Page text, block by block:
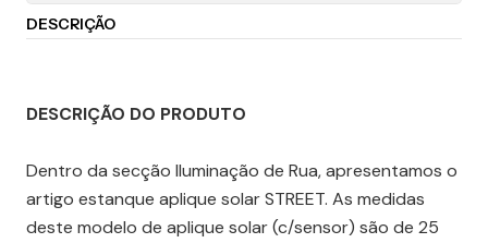
DESCRIÇÃO
DESCRIÇÃO DO PRODUTO
Dentro da secção Iluminação de Rua, apresentamos o
artigo estanque aplique solar STREET. As medidas
deste modelo de aplique solar (c/sensor) são de 25